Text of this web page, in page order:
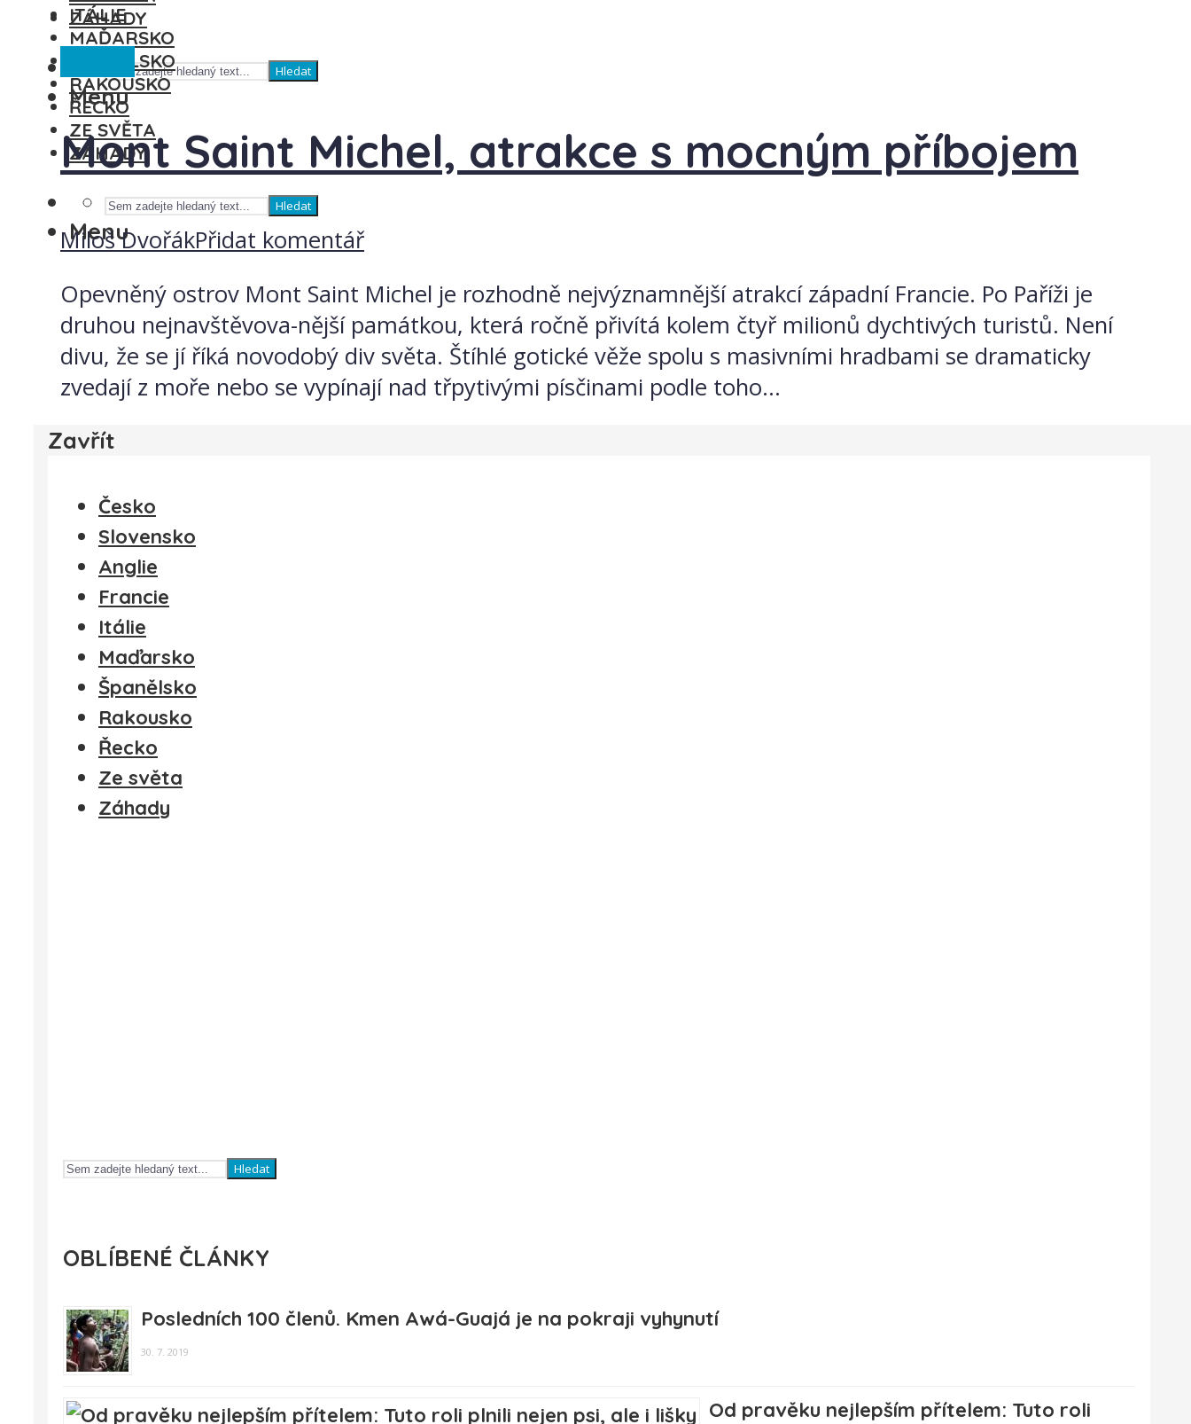
ZÁHADY
Hledat
Menu
ITÁLIE
MAĎARSKO
ŠPANĚLSKO
RAKOUSKO
ŘECKO
ZE SVĚTA
ZÁHADY
Hledat
Menu
Mont Saint Michel, atrakce s mocným příbojem
Miloš DvořákPřidat komentář
Opevněný ostrov Mont Saint Michel je rozhodně nejvýznamnější atrakcí západní Francie. Po Paříži je
druhou nejnavštěvova-nější památkou, která ročně přivítá kolem čtyř milionů dychtivých turistů. Není
divu, že se jí říká novodobý div světa. Štíhlé gotické věže spolu s masivními hradbami se dramaticky
zvedají z moře nebo se vypínají nad třpytivými písčinami podle toho...
Zavřít
Česko
Slovensko
Anglie
Francie
Itálie
Maďarsko
Španělsko
Rakousko
Řecko
Ze světa
Záhady
Hledat
OBLÍBENÉ ČLÁNKY
Posledních 100 členů. Kmen Awá-Guajá je na pokraji vyhynutí
30. 7. 2019
Od pravěku nejlepším přítelem: Tuto roli